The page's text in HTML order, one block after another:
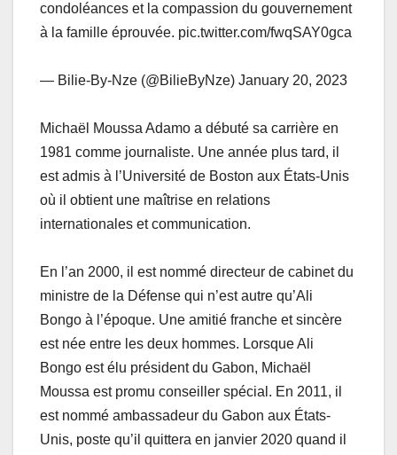
condoléances et la compassion du gouvernement
à la famille éprouvée. pic.twitter.com/fwqSAY0gca
— Bilie-By-Nze (@BilieByNze) January 20, 2023
Michaël Moussa Adamo a débuté sa carrière en
1981 comme journaliste. Une année plus tard, il
est admis à l’Université de Boston aux États-Unis
où il obtient une maîtrise en relations
internationales et communication.
En l’an 2000, il est nommé directeur de cabinet du
ministre de la Défense qui n’est autre qu’Ali
Bongo à l’époque. Une amitié franche et sincère
est née entre les deux hommes. Lorsque Ali
Bongo est élu président du Gabon, Michaël
Moussa est promu conseiller spécial. En 2011, il
est nommé ambassadeur du Gabon aux États-
Unis, poste qu’il quittera en janvier 2020 quand il